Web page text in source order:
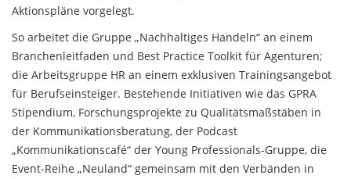
Aktionspläne vorgelegt.
So arbeitet die Gruppe „Nachhaltiges Handeln“ an einem
Branchenleitfaden und Best Practice Toolkit für Agenturen;
die Arbeitsgruppe HR an einem exklusiven Trainingsangebot
für Berufseinsteiger. Bestehende Initiativen wie das GPRA
Stipendium, Forschungsprojekte zu Qualitätsmaßstäben in
der Kommunikationsberatung, der Podcast
„Kommunikationscafé“ der Young Professionals-Gruppe, die
Event-Reihe „Neuland“ gemeinsam mit den Verbänden in